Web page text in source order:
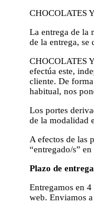
CHOCOLATES
La entrega de la
de la entrega, se
CHOCOLATES
efectúa este,
cliente. De
habitual, nos
Los portes
de la modalidad
A efectos de las
“entregado/s”
Plazo de entrega
Entregamos en
web. Enviamos